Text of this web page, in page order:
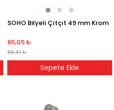
SOHO Bilyeli Çıtçıt 49 mm Krom
85,05 ₺
88,41 ₺
Sepete Ekle